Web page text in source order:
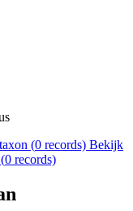
(0 records) Bekijk
0 records)